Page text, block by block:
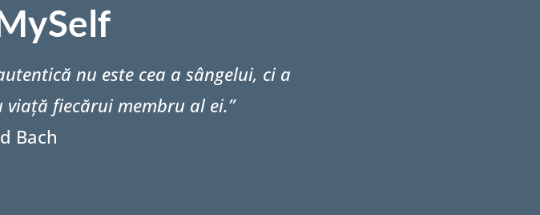
nu este cea a sângelui, ci a
fiecărui membru al ei.”
Bach